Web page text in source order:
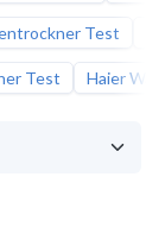
Test
Test Haier